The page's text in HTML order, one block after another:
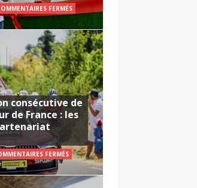
FERMÉS
consécutive de
de France : les
FERMÉS